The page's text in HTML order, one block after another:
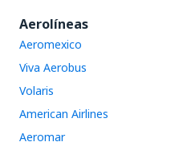
Aerolíneas
Aeromexico
Viva Aerobus
Volaris
American Airlines
Aeromar